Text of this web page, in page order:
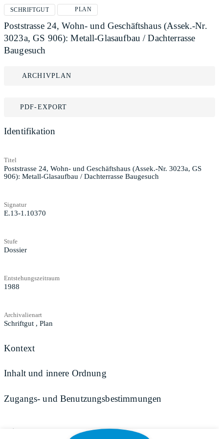
SCHRIFTGUT PLAN
Poststrasse 24, Wohn- und Geschäftshaus (Assek.-Nr.
3023a, GS 906): Metall-Glasaufbau / Dachterrasse
Baugesuch
ARCHIVPLAN
PDF-EXPORT
Identifikation
Titel
Poststrasse 24, Wohn- und Geschäftshaus (Assek.-Nr. 3023a, GS
906): Metall-Glasaufbau / Dachterrasse Baugesuch
Signatur
E.13-1.10370
Stufe
Dossier
Entstehungszeitraum
1988
Archivalienart
Schriftgut , Plan
Kontext
Inhalt und innere Ordnung
Zugangs- und Benutzungsbestimmungen
Teilen